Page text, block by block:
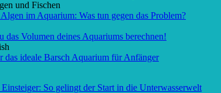
im Aquarium: Was tun gegen das Problem?
das Volumen deines Aquariums berechnen!
das ideale Barsch Aquarium für Anfänger
So gelingt der Start in die Unterwasserwelt